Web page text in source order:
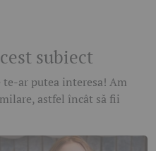
subiect
ar putea interesa! Am
astfel încât să fii